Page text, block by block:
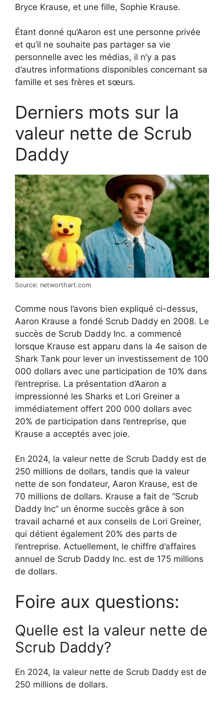
Bryce Krause, et une fille, Sophie Krause.
Étant donné qu’Aaron est une personne privée
et qu’il ne souhaite pas partager sa vie
personnelle avec les médias, il n’y a pas
d’autres informations disponibles concernant sa
famille et ses frères et sœurs.
Derniers mots sur la
valeur nette de Scrub
Daddy
Source: networthart.com
Comme nous l’avons bien expliqué ci-dessus,
Aaron Krause a fondé Scrub Daddy en 2008. Le
succès de Scrub Daddy Inc. a commencé
lorsque Krause est apparu dans la 4e saison de
Shark Tank pour lever un investissement de 100
000 dollars avec une participation de 10% dans
l’entreprise. La présentation d’Aaron a
impressionné les Sharks et Lori Greiner a
immédiatement offert 200 000 dollars avec
20% de participation dans l’entreprise, que
Krause a acceptés avec joie.
En 2024, la valeur nette de Scrub Daddy est de
250 millions de dollars, tandis que la valeur
nette de son fondateur, Aaron Krause, est de
70 millions de dollars. Krause a fait de “Scrub
Daddy Inc” un énorme succès grâce à son
travail acharné et aux conseils de Lori Greiner,
qui détient également 20% des parts de
l’entreprise. Actuellement, le chiffre d’affaires
annuel de Scrub Daddy Inc. est de 175 millions
de dollars.
Foire aux questions:
Quelle est la valeur nette de
Scrub Daddy?
En 2024, la valeur nette de Scrub Daddy est de
250 millions de dollars.